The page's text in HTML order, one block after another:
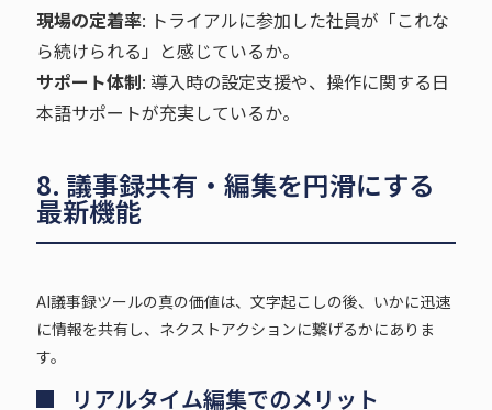
現場の定着率: トライアルに参加した社員が「これな
ら続けられる」と感じているか。
サポート体制: 導入時の設定支援や、操作に関する日
本語サポートが充実しているか。
8. 議事録共有・編集を円滑にする
最新機能
AI議事録ツールの真の価値は、文字起こしの後、いかに迅速
に情報を共有し、ネクストアクションに繋げるかにありま
す。
リアルタイム編集でのメリット